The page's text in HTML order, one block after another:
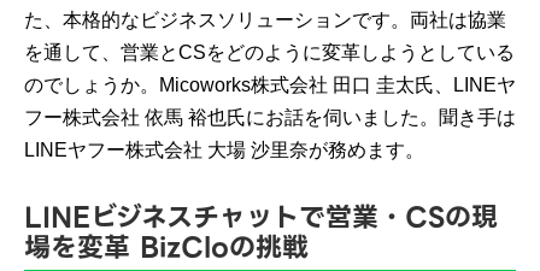
た、本格的なビジネスソリューションです。両社は協業
を通して、営業とCSをどのように変革しようとしている
のでしょうか。Micoworks株式会社 田口 圭太氏、LINEヤ
フー株式会社 依馬 裕也氏にお話を伺いました。聞き手は
LINEヤフー株式会社 大場 沙里奈が務めます。​
LINEビジネスチャットで営業・CSの現
場を変革 BizCloの挑戦​